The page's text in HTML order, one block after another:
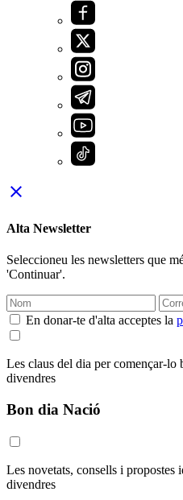
close
Alta Newsletter
Seleccioneu les newsletters que
'Continuar'.
En donar-te d'alta acceptes la
Les claus del dia per començar-lo
divendres
Bon dia Nació
Les novetats, consells i propostes
divendres